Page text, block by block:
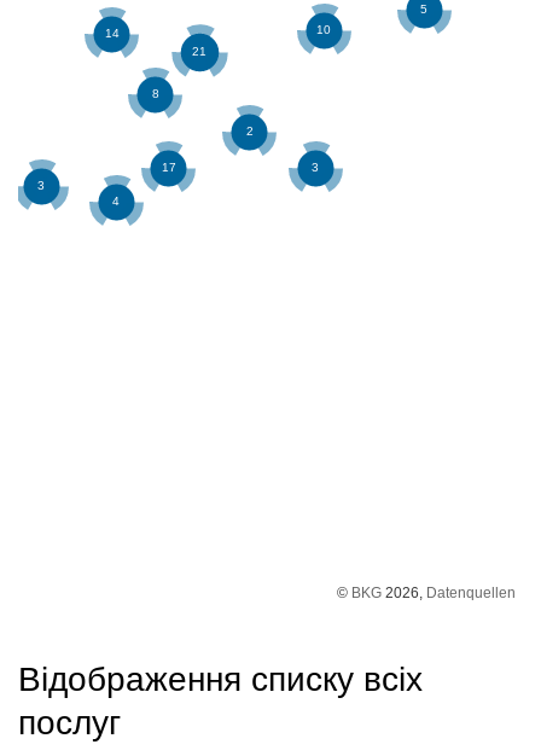
© BKG 2026, Datenquellen
Відображення списку всіх
послуг